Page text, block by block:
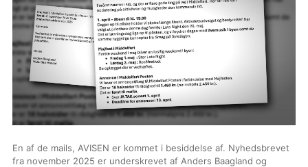
En af de mails, AVISEN er kommet i besiddelse af. Nyhedsbrevet
fra november 2025 er underskrevet af Anders Baagland og